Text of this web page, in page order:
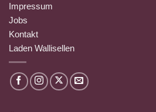
Impressum
Jobs
Kontakt
Laden Wallisellen